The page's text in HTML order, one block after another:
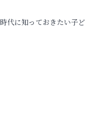
代に知っておきたい子